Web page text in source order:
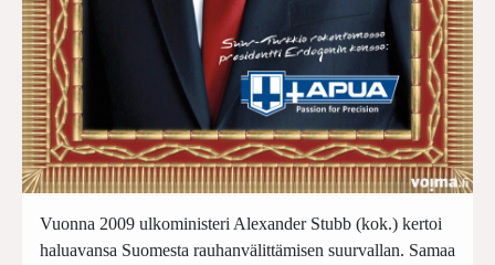
Vuonna 2009 ulkoministeri Alexander Stubb (kok.) kertoi
haluavansa Suomesta rauhanvälittämisen suurvallan. Samaa